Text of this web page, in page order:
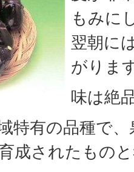
もみに
翌朝に
がりま
味は絶
特有の品種で
成されたもの